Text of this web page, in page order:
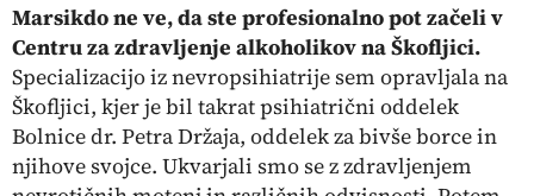
Marsikdo ne ve, da ste profesionalno pot začeli v
Centru za zdravljenje alkoholikov na Škofljici.
Specializacijo iz nevropsihiatrije sem opravljala na
Škofljici, kjer je bil takrat psihiatrični oddelek
Bolnice dr. Petra Držaja, oddelek za bivše borce in
njihove svojce. Ukvarjali smo se z zdravljenjem